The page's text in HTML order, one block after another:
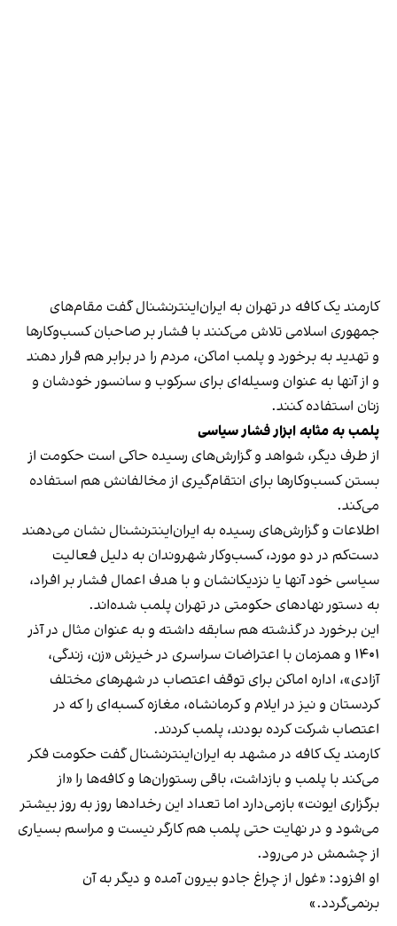
کارمند یک کافه در تهران به ایران‌اینترنشنال گفت مقام‌های
جمهوری اسلامی تلاش می‌کنند با فشار بر صاحبان کسب‌وکارها
و تهدید به برخورد و پلمب اماکن، مردم را در برابر هم قرار دهند
و از آنها به عنوان وسیله‌ای برای سرکوب و سانسور خودشان و
زنان استفاده کنند.
پلمب به مثابه ابزار فشار سیاسی
از طرف دیگر، شواهد و گزارش‌های رسیده حاکی است حکومت از
بستن کسب‌وکارها برای انتقام‌گیری از مخالفانش هم استفاده
می‌کند.
اطلاعات و گزارش‌های رسیده به ایران‌اینترنشنال نشان می‌دهند
دست‌کم در دو مورد، کسب‌وکار شهروندان به دلیل فعالیت
سیاسی خود آنها یا نزدیکانشان و با هدف اعمال فشار بر افراد،
به دستور نهادهای حکومتی در تهران پلمب شده‌اند.
این برخورد در گذشته هم سابقه داشته و به عنوان مثال در آذر
۱۴۰۱ و همزمان با اعتراضات سراسری در خیزش «زن، زندگی،
آزادی»، اداره اماکن برای توقف اعتصاب در شهرهای مختلف
کردستان و نیز در ایلام و کرمانشاه، مغازه کسبه‌ای را که در
اعتصاب شرکت کرده بودند، پلمب کردند.
کارمند یک کافه در مشهد به ایران‌اینترنشنال گفت حکومت فکر
می‌کند با پلمب و بازداشت، باقی رستوران‌ها و کافه‌ها را «از
برگزاری ایونت» بازمی‌دارد اما تعداد این رخدادها روز به روز بیشتر
می‌شود و در نهایت حتی پلمب هم کارگر نیست و مراسم بسیاری
از چشمش در می‌رود.
او افزود: «غول از چراغ جادو بیرون آمده و دیگر به آن
برنمی‎‌گردد.»